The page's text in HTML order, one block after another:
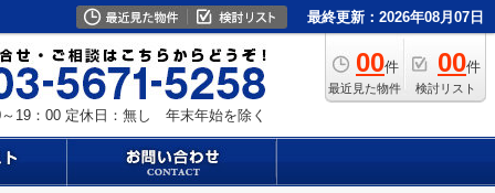
最終更新：2026年08月07日
00件
最近見た物件
00件
検討リスト
19：00 定休日：無し 年末年始を除く